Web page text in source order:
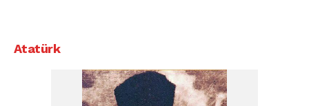
Atatürk